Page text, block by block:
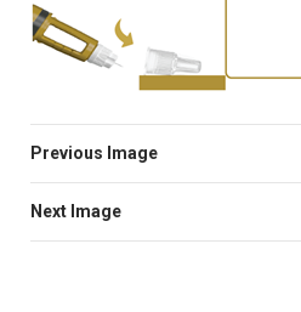
Previous Image
Next Image